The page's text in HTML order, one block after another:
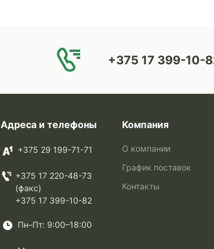
+375 17 399-10-
Адреса и телефоны
+375 29 199-71-71
+375 17 220-48-73
(факс)
+375 17 399-10-82
Пн–Пт: 9:00–18:00
Компания
О компании
График поставок
Контакты